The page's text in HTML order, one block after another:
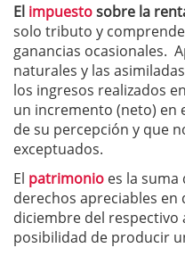
El impuestosobre la
solo tributo y
ganancias ocasionales.
naturales y las
los ingresos realizados
un incremento (neto) en
de su percepción y que
exceptuados.
El patrimonio es la
derechos apreciables
diciembre del respectivo
posibilidad de producir